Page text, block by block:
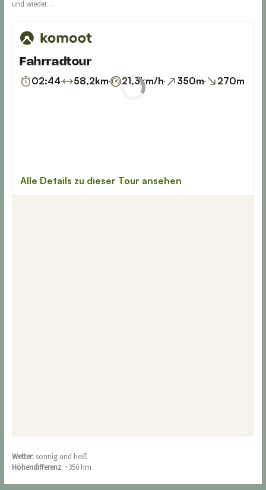
und wieder…
Wetter: sonnig und heiß
Höhendifferenz: ~350 hm